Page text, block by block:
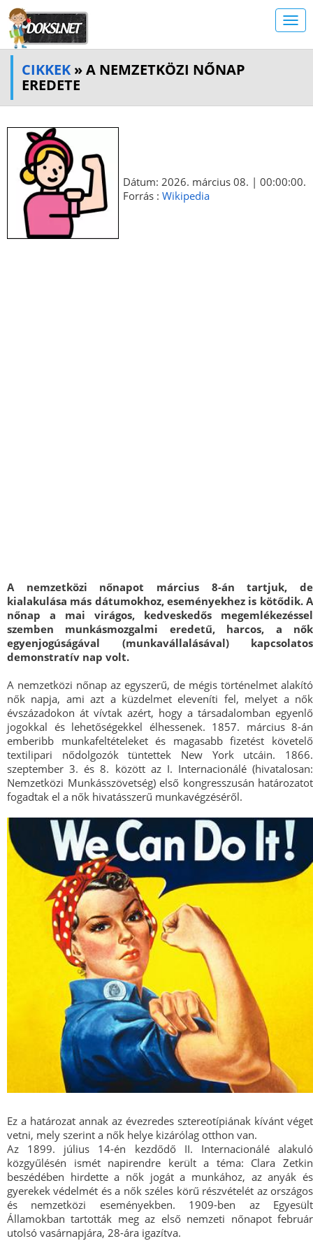
CIKKEK » A NEMZETKÖZI NŐNAP
EREDETE
Dátum: 2026. március 08. | 00:00:00.
Forrás : Wikipedia
A nemzetközi nőnapot március 8-án tartjuk, de
kialakulása más dátumokhoz, eseményekhez is kötődik. A
nőnap a mai virágos, kedveskedős megemlékezéssel
szemben munkásmozgalmi eredetű, harcos, a nők
egyenjogúságával (munkavállalásával) kapcsolatos
demonstratív nap volt.
A nemzetközi nőnap az egyszerű, de mégis történelmet alakító
nők napja, ami azt a küzdelmet eleveníti fel, melyet a nők
évszázadokon át vívtak azért, hogy a társadalomban egyenlő
jogokkal és lehetőségekkel élhessenek. 1857. március 8-án
emberibb munkafeltételeket és magasabb fizetést követelő
textilipari nődolgozók tüntettek New York utcáin. 1866.
szeptember 3. és 8. között az I. Internacionálé (hivatalosan:
Nemzetközi Munkásszövetség) első kongresszusán határozatot
fogadtak el a nők hivatásszerű munkavégzéséről.
Ez a határozat annak az évezredes sztereotípiának kívánt véget
vetni, mely szerint a nők helye kizárólag otthon van.
Az 1899. július 14-én kezdődő II. Internacionálé alakuló
közgyűlésén ismét napirendre került a téma: Clara Zetkin
beszédében hirdette a nők jogát a munkához, az anyák és
gyerekek védelmét és a nők széles körű részvételét az országos
és nemzetközi eseményekben. 1909-ben az Egyesült
Államokban tartották meg az első nemzeti nőnapot február
utolsó vasárnapjára, 28-ára igazítva.